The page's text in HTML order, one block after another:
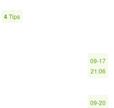
4Tips
09-17
21:06
09-20